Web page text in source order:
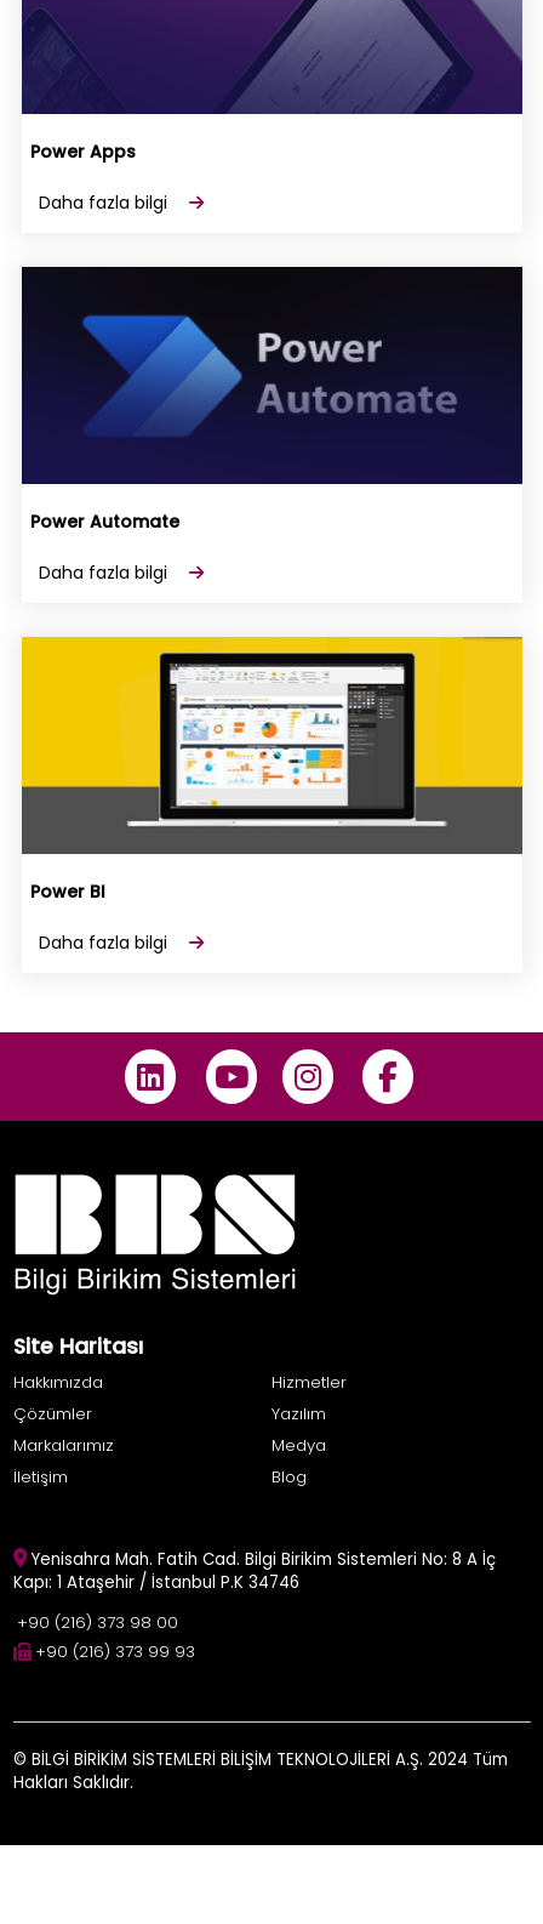
Power Apps
Daha fazla bilgi
Power Automate
Daha fazla bilgi
Power BI
Daha fazla bilgi
Site Haritası
Hakkımızda
Hizmetler
Çözümler
Yazılım
Markalarımız
Medya
İletişim
Blog
Yenisahra Mah. Fatih Cad. Bilgi Birikim Sistemleri No: 8 A İç
Kapı: 1 Ataşehir / İstanbul P.K 34746
+90 (216) 373 98 00
+90 (216) 373 99 93
© BİLGİ BİRİKİM SİSTEMLERİ BİLİŞİM TEKNOLOJİLERİ A.Ş. 2024 Tüm
Hakları Saklıdır.